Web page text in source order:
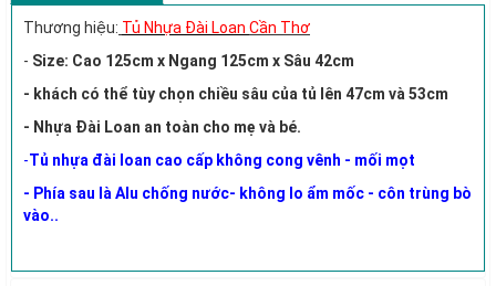
Thương hiệu: Tủ Nhựa Đài Loan Cần Thơ
- Size: Cao 125cm x Ngang 125cm x Sâu 42cm
- khách có thể tùy chọn chiều sâu của tủ lên 47cm và 53cm
- Nhựa Đài Loan an toàn cho mẹ và bé.
-Tủ nhựa đài loan cao cấp không cong vênh - mối mọt
- Phía sau là Alu chống nước- không lo ẩm mốc - côn trùng bò
vào..